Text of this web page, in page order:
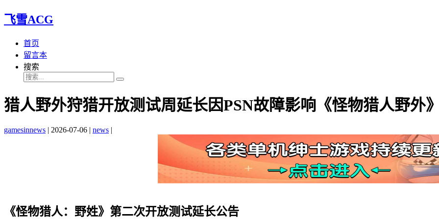
飞雪ACG
首页
留言本
搜索
猎人野外狩猎开放测试周延长因PSN故障影响《怪物猎人野外
gamesinnews | 2026-07-06 | news |
《怪物猎人：野姓》第二次开放测试延长公告